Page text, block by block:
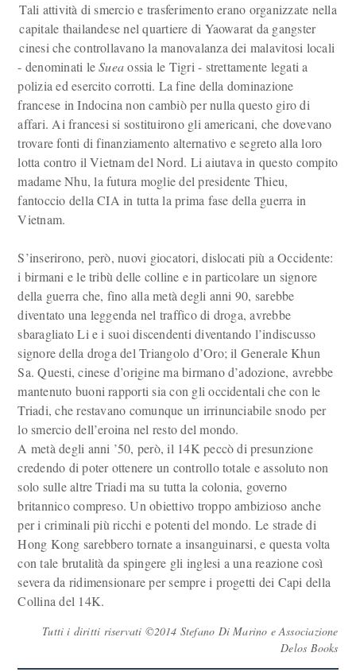
Tali attività di smercio e trasferimento erano organizzate nella
capitale thailandese nel quartiere di Yaowarat da gangster
cinesi che controllavano la manovalanza dei malavitosi locali
- denominati leSueaossia le Tigri - strettamente legati a
polizia ed esercito corrotti. La fine della dominazione
francese in Indocina non cambiò per nulla questo giro di
affari. Ai francesi si sostituirono gli americani, che dovevano
trovare fonti di finanziamento alternativo e segreto alla loro
lotta contro il Vietnam del Nord. Li aiutava in questo compito
madame Nhu, la futura moglie del presidente Thieu,
fantoccio della CIA in tutta la prima fase della guerra in
Vietnam.
S’inserirono, però, nuovi giocatori, dislocati più a Occidente:
i birmani e le tribù delle colline e in particolare un signore
della guerra che, fino alla metà degli anni 90, sarebbe
diventato una leggenda nel traffico di droga, avrebbe
sbaragliato Li e i suoi discendenti diventando l’indiscusso
signore della droga del Triangolo d’Oro; il Generale Khun
Sa. Questi, cinese d’origine ma birmano d’adozione, avrebbe
mantenuto buoni rapporti sia con gli occidentali che con le
Triadi, che restavano comunque un irrinunciabile snodo per
lo smercio dell’eroina nel resto del mondo.
A metà degli anni ’50, però, il 14K peccò di presunzione
credendo di poter ottenere un controllo totale e assoluto non
solo sulle altre Triadi ma su tutta la colonia, governo
britannico compreso. Un obiettivo troppo ambizioso anche
per i criminali più ricchi e potenti del mondo. Le strade di
Hong Kong sarebbero tornate a insanguinarsi, e questa volta
con tale brutalità da spingere gli inglesi a una reazione così
severa da ridimensionare per sempre i progetti dei Capi della
Collina del 14K.
Tutti i diritti riservati ©2014 Stefano Di Marino e Associazione
Delos Books